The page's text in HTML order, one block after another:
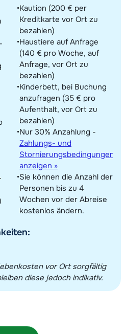
Kaution (200 € per
Kreditkarte vor Ort zu
bezahlen)
Haustiere auf Anfrage
(140 € pro Woche, auf
Anfrage, vor Ort zu
bezahlen)
Kinderbett, bei Buchung
anzufragen (35 € pro
Aufenthalt, vor Ort zu
bezahlen)
Nur 30% Anzahlung -
Zahlungs- und
Stornierungsbedingungen
anzeigen »
Sie können die Anzahl der
Personen bis zu 4
Wochen vor der Abreise
kostenlos ändern.
vor Ort sorgfältig
diese jedoch indikativ.